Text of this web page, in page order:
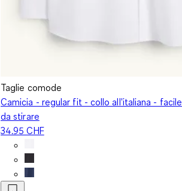
Taglie comode
Camicia - regular fit - collo all'italiana - facile
da stirare
34.95 CHF